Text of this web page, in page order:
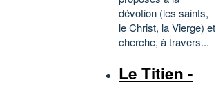
dévotion (les saints,
le Christ, la Vierge) et
cherche, à travers...
Le Titien -